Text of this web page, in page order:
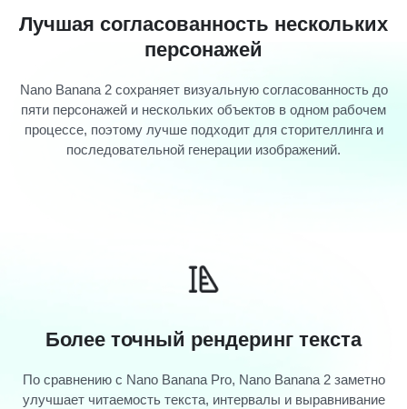
Лучшая согласованность нескольких
персонажей
Nano Banana 2 сохраняет визуальную согласованность до
пяти персонажей и нескольких объектов в одном рабочем
процессе, поэтому лучше подходит для сторителлинга и
последовательной генерации изображений.
Более точный рендеринг текста
По сравнению с Nano Banana Pro, Nano Banana 2 заметно
улучшает читаемость текста, интервалы и выравнивание